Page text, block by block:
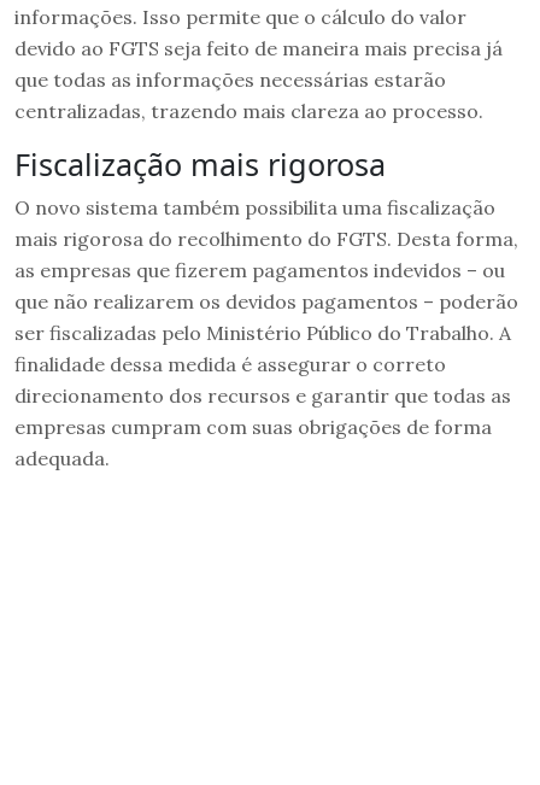
informações. Isso permite que o cálculo do valor
devido ao FGTS seja feito de maneira mais precisa já
que todas as informações necessárias estarão
centralizadas, trazendo mais clareza ao processo.
Fiscalização mais rigorosa
O novo sistema também possibilita uma fiscalização
mais rigorosa do recolhimento do FGTS. Desta forma,
as empresas que fizerem pagamentos indevidos – ou
que não realizarem os devidos pagamentos – poderão
ser fiscalizadas pelo Ministério Público do Trabalho. A
finalidade dessa medida é assegurar o correto
direcionamento dos recursos e garantir que todas as
empresas cumpram com suas obrigações de forma
adequada.